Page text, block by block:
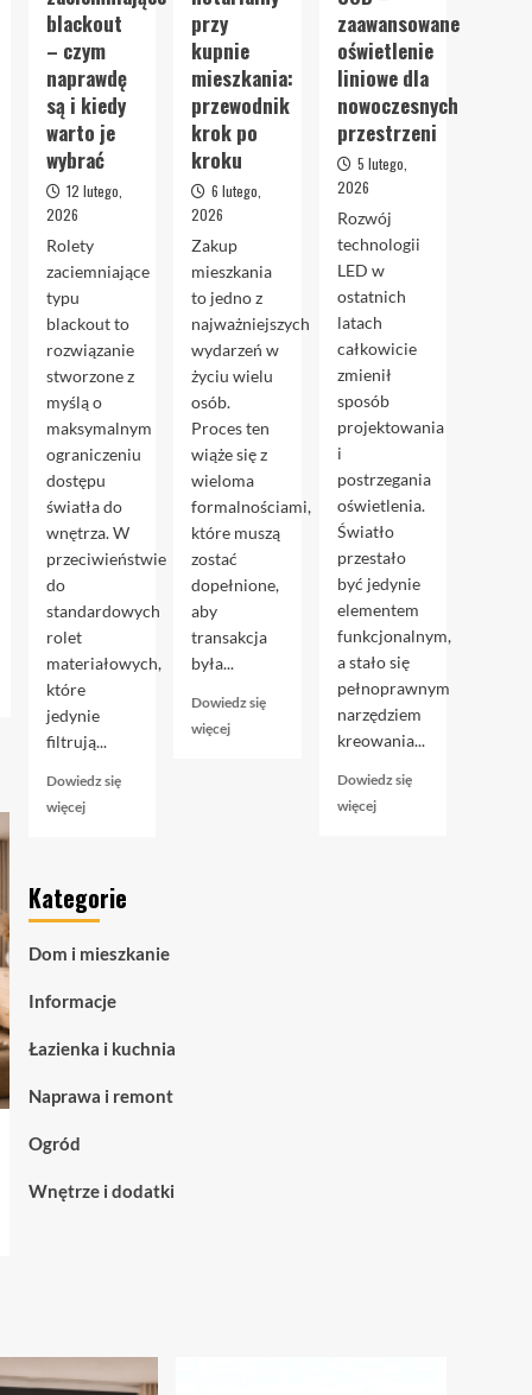
blackout
– czym
naprawdę
są i kiedy
warto je
wybrać
12 lutego,
2026
Rolety
zaciemniające
typu
blackout to
rozwiązanie
stworzone z
myślą o
maksymalnym
ograniczeniu
dostępu
światła do
wnętrza. W
przeciwieństwie
do
standardowych
rolet
materiałowych,
które
jedynie
filtrują...
Dowiedz się
więcejDowiedz
Rolety
zaciemniające
–
naprawdę
i
warto
przy
kupnie
mieszkania:
przewodnik
krok po
kroku
6 lutego,
2026
Zakup
mieszkania
to jedno z
najważniejszych
wydarzeń w
życiu wielu
osób.
Proces ten
wiąże się z
wieloma
formalnościami,
które muszą
zostać
dopełnione,
aby
transakcja
była...
Dowiedz się
więcejDowiedz
zaawansowane
oświetlenie
liniowe dla
nowoczesnych
przestrzeni
5 lutego,
2026
Rozwój
technologii
LED w
ostatnich
latach
całkowicie
zmienił
sposób
projektowania
i
postrzegania
oświetlenia.
Światło
przestało
być jedynie
elementem
funkcjonalnym,
a stało się
pełnoprawnym
narzędziem
kreowania...
Dowiedz się
więcejDowiedz
Kategorie
Dom i mieszkanie
Informacje
Łazienka i kuchnia
Naprawa i remont
Ogród
Wnętrze i dodatki